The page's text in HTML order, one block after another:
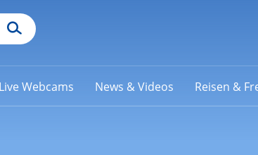
Webcams News & Videos Reisen &